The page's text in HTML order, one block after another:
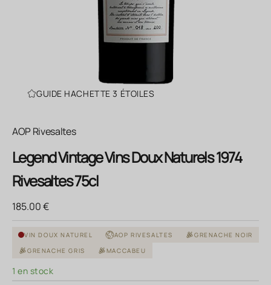
GUIDE HACHETTE 3 ÉTOILES
AOP Rivesaltes
Legend Vintage Vins Doux Naturels 1974
Rivesaltes 75cl
Prix de vente
185.00 €
VIN DOUX NATUREL AOP RIVESALTES
GRENACHE NOIR
GRENACHE GRIS
MACCABEU
1 en stock